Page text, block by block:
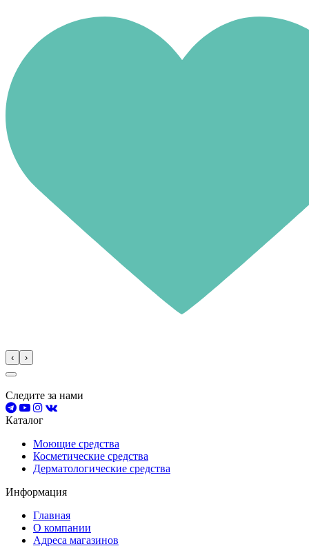
‹ ›
Следите за нами
Каталог
Моющие средства
Косметические средства
Дерматологические средства
Информация
Главная
О компании
Адреса магазинов